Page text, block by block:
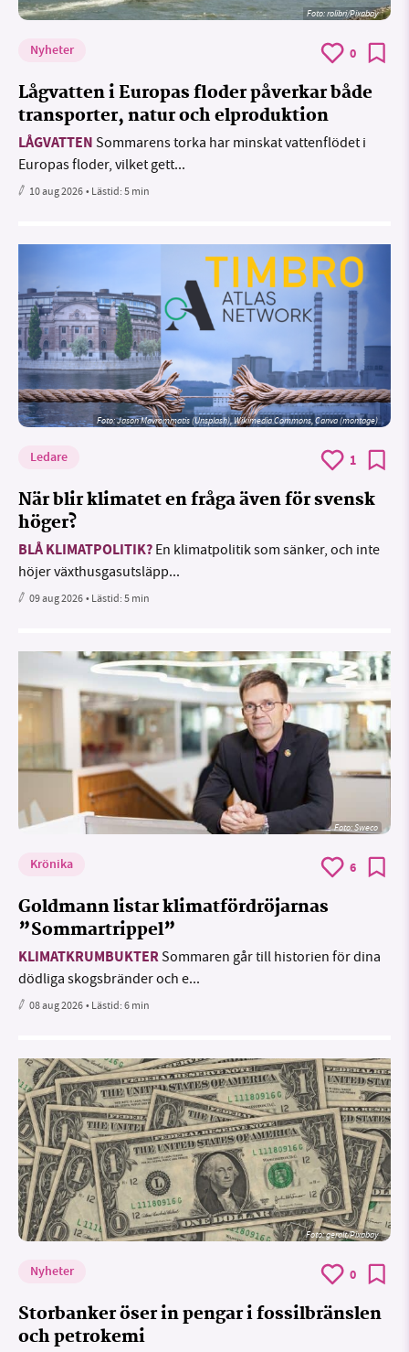
Foto:rolibri/Pixabay
Nyheter 0
Lågvatten i Europas floder påverkar både
transporter, natur och elproduktion
LÅGVATTEN Sommarens torka har minskat vattenflödet i
Europas floder, vilket gett...
10 aug 2026• Lästid:5 min
Foto: Jason Mavrommatis (Unsplash), Wikimedia Commons, Canva (montage)
Ledare 1
När blir klimatet en fråga även för svensk
höger?
BLÅ KLIMATPOLITIK? En klimatpolitik som sänker, och inte
höjer växthusgasutsläpp...
09 aug 2026• Lästid:5 min
Foto: Sweco
Krönika 6
Goldmann listar klimatfördröjarnas
”Sommartrippel”
KLIMATKRUMBUKTERSommaren går till historien för dina
dödliga skogsbränder och e...
08 aug 2026• Lästid:6 min
Foto:geralt/Pixabay
Nyheter 0
Storbanker öser in pengar i fossilbränslen
och petrokemi